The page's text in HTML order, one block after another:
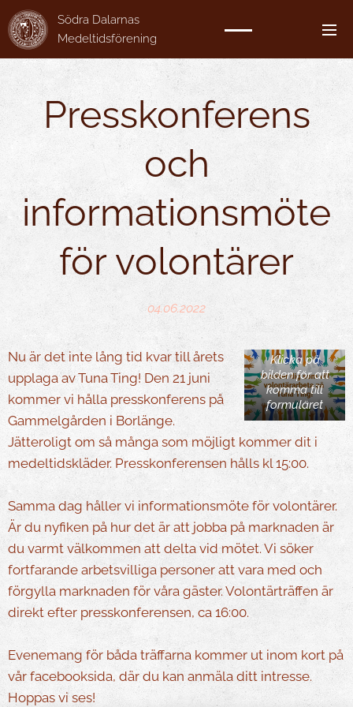
Södra Dalarnas
Medeltidsförening
Presskonferens
och
informationsmöte
för volontärer
04.06.2022
Klicka på
bilden för att
komma till
formuläret
Nu är det inte lång tid kvar till årets
upplaga av Tuna Ting! Den 21 juni
kommer vi hålla presskonferens på
Gammelgården i Borlänge.
Jätteroligt om så många som möjligt kommer dit i
medeltidskläder. Presskonferensen hålls kl 15:00.
Samma dag håller vi informationsmöte för volontärer.
Är du nyfiken på hur det är att jobba på marknaden är
du varmt välkommen att delta vid mötet. Vi söker
fortfarande arbetsvilliga personer att vara med och
förgylla marknaden för våra gäster. Volontärträffen är
direkt efter presskonferensen, ca 16:00.
Evenemang för båda träffarna kommer ut inom kort på
vår facebooksida, där du kan anmäla ditt intresse.
Hoppas vi ses!